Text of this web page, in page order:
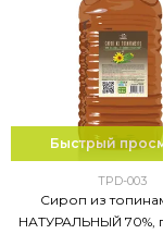
Быстрый
TPD-003
Сироп из
НАТУРАЛЬНЫЙ 70%,